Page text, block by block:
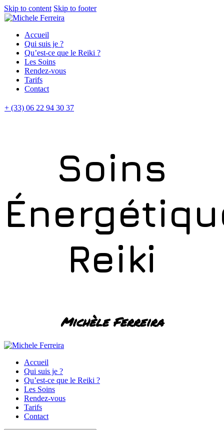
Skip to content Skip to footer
Accueil
Qui suis je ?
Qu’est-ce que le Reiki ?
Les Soins
Rendez-vous
Tarifs
Contact
+ (33) 06 22 94 30 37
Soins
Reiki
Michèle Ferreira
Accueil
Qui suis je ?
Qu’est-ce que le Reiki ?
Les Soins
Rendez-vous
Tarifs
Contact